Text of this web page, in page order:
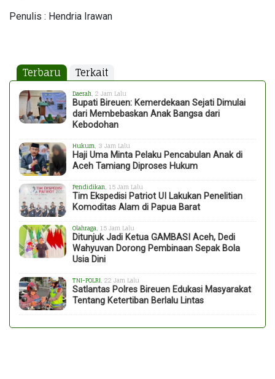
Penulis : Hendria Irawan
Terbaru Terkait
Daerah , 2 Jam Lalu
Bupati Bireuen: Kemerdekaan Sejati Dimulai
dari Membebaskan Anak Bangsa dari
Kebodohan
Hukum , 3 Jam Lalu
Haji Uma Minta Pelaku Pencabulan Anak di
Aceh Tamiang Diproses Hukum
Pendidikan , 15 Jam Lalu
Tim Ekspedisi Patriot UI Lakukan Penelitian
Komoditas Alam di Papua Barat
Olahraga , 15 Jam Lalu
Ditunjuk Jadi Ketua GAMBASI Aceh, Dedi
Wahyuvan Dorong Pembinaan Sepak Bola
Usia Dini
TNI-POLRI , 22 Jam Lalu
Satlantas Polres Bireuen Edukasi Masyarakat
Tentang Ketertiban Berlalu Lintas